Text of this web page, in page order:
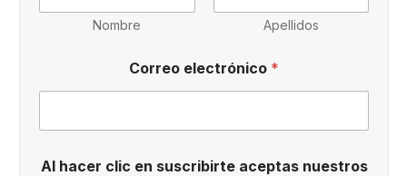
Nombre Apellidos
l
t
i
Correo electrónico *
Al hacer clic en suscribirte aceptas nuestros